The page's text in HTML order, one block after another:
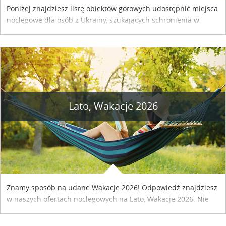
Poniżej znajdziesz listę obiektów gotowych udostępnić miejsca
noclegowe dla osób z Ukrainy, szukających schronienia w
Lato, Wakacje 2026
Znamy sposób na udane Wakacje 2026! Odpowiedź znajdziesz
w naszych ofertach noclegowych na Lato, Wakacje 2026. Nie